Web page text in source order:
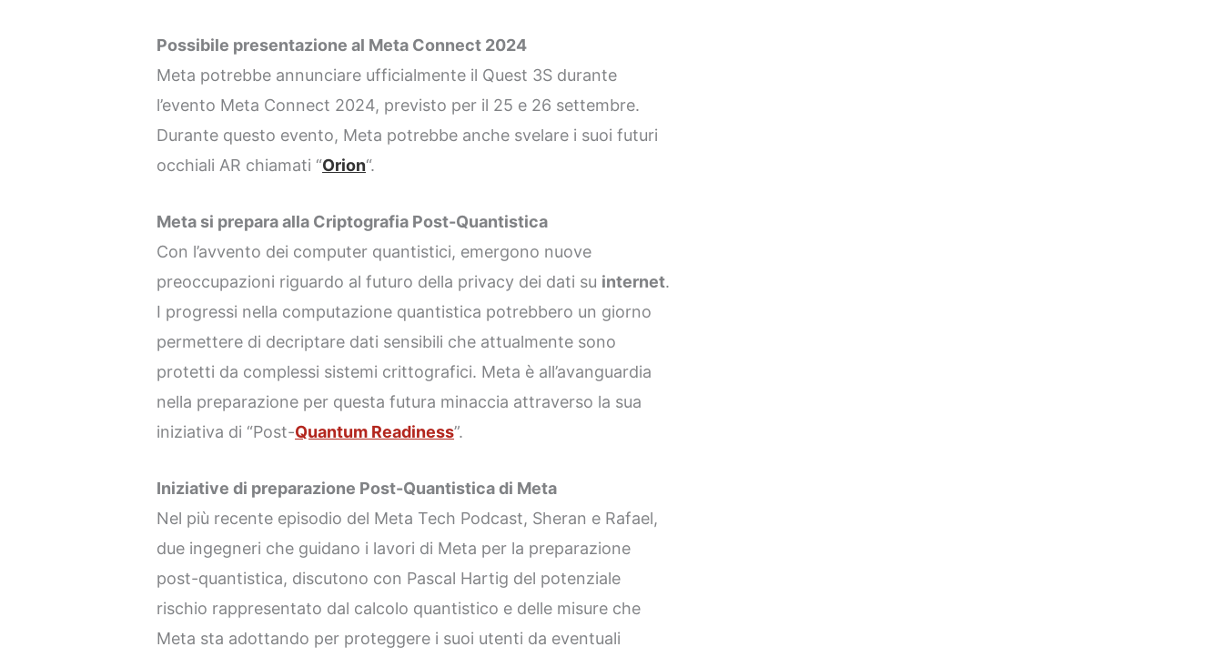
Possibile presentazione al Meta Connect 2024
Meta potrebbe annunciare ufficialmente il Quest 3S durante
l’evento Meta Connect 2024, previsto per il 25 e 26 settembre.
Durante questo evento, Meta potrebbe anche svelare i suoi futuri
occhiali AR chiamati “Orion“.
Meta si prepara alla Criptografia Post-Quantistica
Con l’avvento dei computer quantistici, emergono nuove
preoccupazioni riguardo al futuro della privacy dei dati su internet.
I progressi nella computazione quantistica potrebbero un giorno
permettere di decriptare dati sensibili che attualmente sono
protetti da complessi sistemi crittografici. Meta è all’avanguardia
nella preparazione per questa futura minaccia attraverso la sua
iniziativa di “Post-Quantum Readiness”.
Iniziative di preparazione Post-Quantistica di Meta
Nel più recente episodio del Meta Tech Podcast, Sheran e Rafael,
due ingegneri che guidano i lavori di Meta per la preparazione
post-quantistica, discutono con Pascal Hartig del potenziale
rischio rappresentato dal calcolo quantistico e delle misure che
Meta sta adottando per proteggere i suoi utenti da eventuali